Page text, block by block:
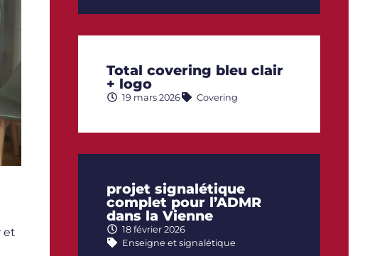
et
Total covering bleu clair
+ logo
19 mars 2026 Covering
projet signalétique
complet pour l’ADMR
dans la Vienne
18 février 2026
Enseigne et signalétique